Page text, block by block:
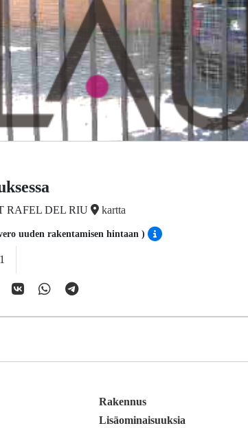
RAFEL DEL RIU kartta
uuden rakentamisen hintaan )
1
Rakennus
Lisäominaisuuksia